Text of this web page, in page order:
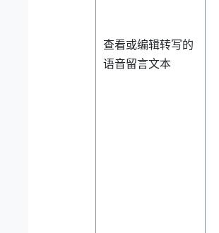
查看或编辑转写的
语音留言文本